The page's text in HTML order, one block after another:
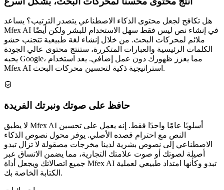
أنتج محتوى محسنًا لمحركات البحث، بشكل أسرع
هل تكافح لجعل محتوى الذكاء الاصطناعي يتصدر الترتيب؟ يساعد
Mfex AI في إنشاء نص ليس فقط سهل الاستخدام للبشر ولكن أيضًا
ملائم لمحركات البحث. من خلال إنشاء لغة طبيعية تتجنب حشو
الكلمات الرئيسية والعبارات المتكررة، ستنتج محتوى عالي الجودة
حافظ على صوتك ونبرتك الفريدة
لا يطبق Mfex AI أسلوبًا عامًا واحدًا فقط. إنه يعمل على تحسين
النص مع احترام قصده الأصلي. يوفر محول نصوص الذكاء
الاصطناعي إلى نصوص بشرية لدينا مخرجات مصقولة لا تزال تبدو
أصيلة لصوتك أو صوت علامتك التجارية، مما يضمن الاتساق عبر